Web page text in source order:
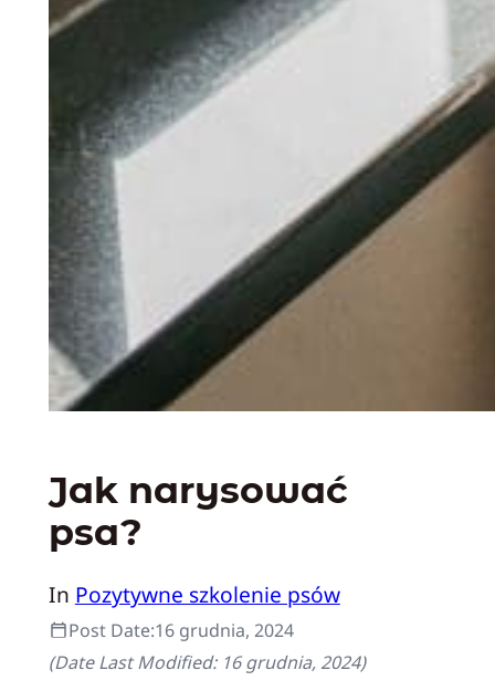
Jak narysować
psa?
In Pozytywne szkolenie psów
Post Date:16 grudnia, 2024
(Date Last Modified: 16 grudnia, 2024)